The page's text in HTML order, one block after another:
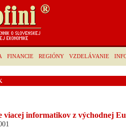
FINANCIE REGIÓNY VZDELÁVANIE
viacej informatikov z východnej